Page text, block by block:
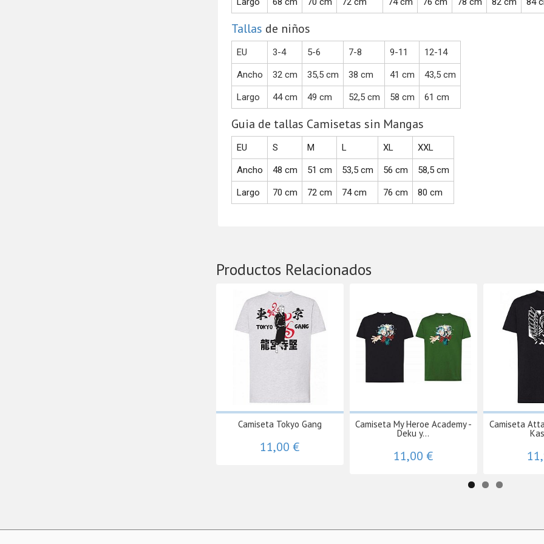
Tallas de niños
EU 3-4 5-6 7-8 9-11 12-14
Ancho 32 cm 35,5 cm 38 cm 41 cm 43,5 cm
Largo 44 cm 49 cm 52,5 cm 58 cm 61 cm
Guia de tallas Camisetas sin Mangas
EU S M L XL XXL
Ancho 48 cm 51 cm 53,5 cm 56 cm 58,5 cm
Largo 70 cm 72 cm 74 cm 76 cm 80 cm
Productos Relacionados
Camiseta Tokyo Gang
11,00 €
Camiseta My Heroe Academy -
Deku y...
11,00 €
Camiseta